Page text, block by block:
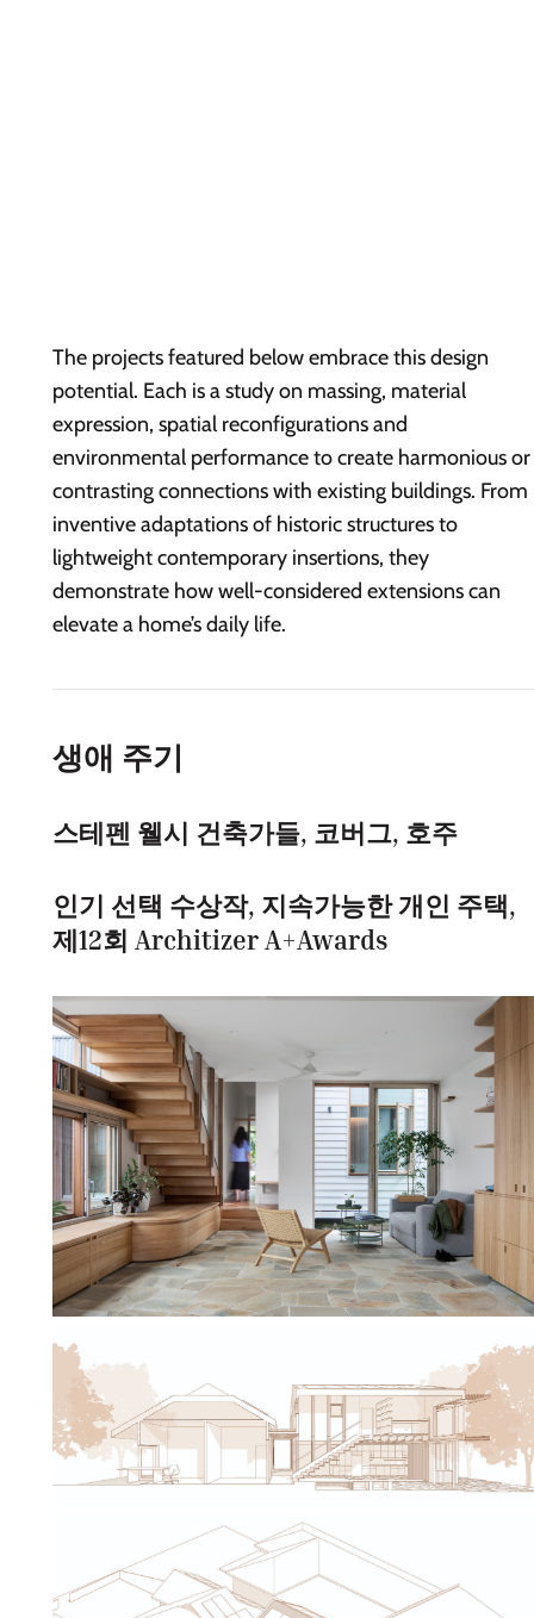
The projects featured below embrace this design
potential. Each is a study on massing, material
expression, spatial reconfigurations and
environmental performance to create harmonious or
contrasting connections with existing buildings. From
inventive adaptations of historic structures to
lightweight contemporary insertions, they
demonstrate how well-considered extensions can
elevate a home’s daily life.
생애 주기
스테펜 웰시 건축가들, 코버그, 호주
인기 선택 수상작, 지속가능한 개인 주택,
제12회 Architizer A+Awards